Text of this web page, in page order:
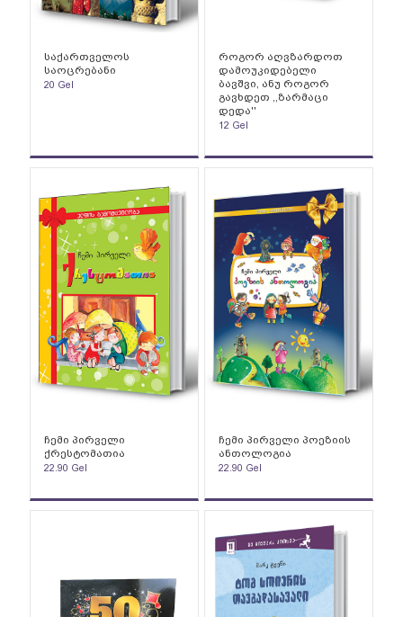
საქართველოს
საოცრებანი
20 Gel
როგორ აღვზარდოთ
დამოუკიდებელი
ბავშვი, ანუ როგორ
გავხდეთ ,,ზარმაცი
დედა''
12 Gel
ჩემი პირველი
ქრესტომათია
22.90 Gel
ჩემი პირველი პოეზიის
ანთოლოგია
22.90 Gel